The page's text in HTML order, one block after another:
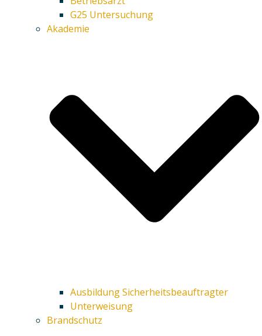
G25 Untersuchung
Akademie
Ausbildung Sicherheitsbeauftragter
Unterweisung
Brandschutz